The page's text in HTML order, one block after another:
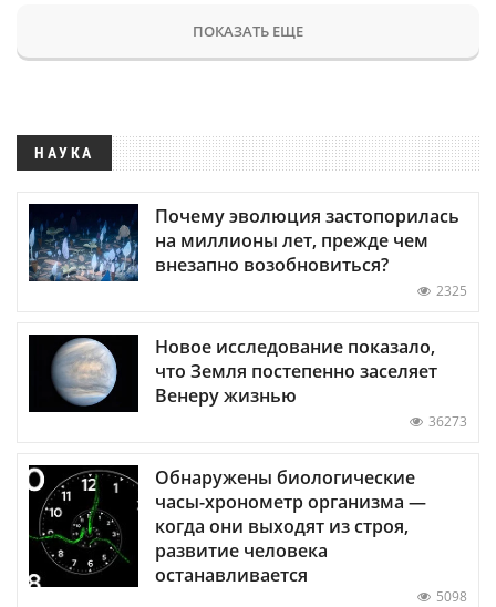
ПОКАЗАТЬ ЕЩЕ
НАУКА
Почему эволюция застопорилась
на миллионы лет, прежде чем
внезапно возобновиться?
2325
Новое исследование показало,
что Земля постепенно заселяет
Венеру жизнью
36273
Обнаружены биологические
часы-хронометр организма —
когда они выходят из строя,
развитие человека
останавливается
5098